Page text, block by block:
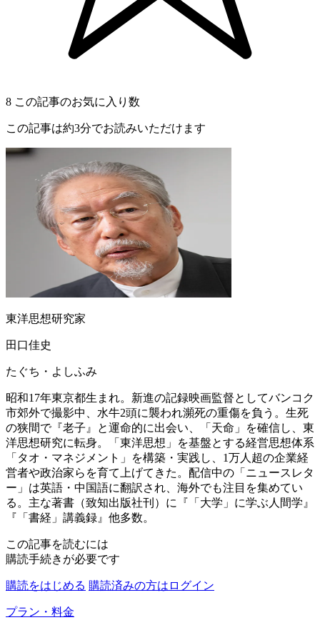
8 この記事のお気に入り数
この記事は約3分でお読みいただけます
東洋思想研究家
田口佳史
たぐち・よしふみ
昭和17年東京都生まれ。新進の記録映画監督としてバンコク
市郊外で撮影中、水牛2頭に襲われ瀕死の重傷を負う。生死
の狭間で『老子』と運命的に出会い、「天命」を確信し、東
洋思想研究に転身。「東洋思想」を基盤とする経営思想体系
「タオ・マネジメント」を構築・実践し、1万人超の企業経
営者や政治家らを育て上げてきた。配信中の「ニュースレタ
ー」は英語・中国語に翻訳され、海外でも注目を集めてい
る。主な著書（致知出版社刊）に『「大学」に学ぶ人間学』
『「書経」講義録』他多数。
この記事を読むには
購読手続きが必要です
購読をはじめる 購読済みの方はログイン
プラン・料金